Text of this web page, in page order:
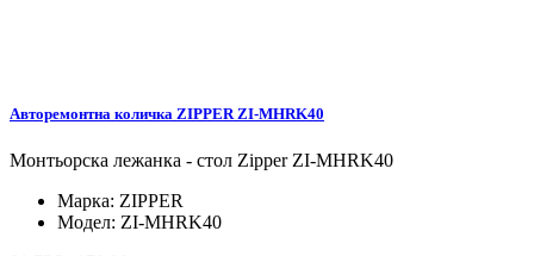
Авторемонтна количка ZIPPER ZI-MHRK40
Монтьорска лежанка - стол Zipper ZI-MHRK40
Марка: ZIPPER
Модел: ZI-MHRK40